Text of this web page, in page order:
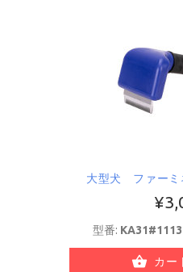
大型犬 ファー
型番:
カー